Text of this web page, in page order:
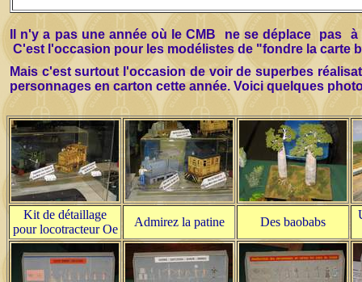
Il n'y a pas une année où le CMB ne se déplace pas
C'est l'occasion pour les modélistes de "fondre la carte
Mais c'est surtout l'occasion de voir de superbes
personnages en carton cette année. Voici quelques
Kit de détaillage
pour locotracteur Oe
Admirez la patine Des baobabs